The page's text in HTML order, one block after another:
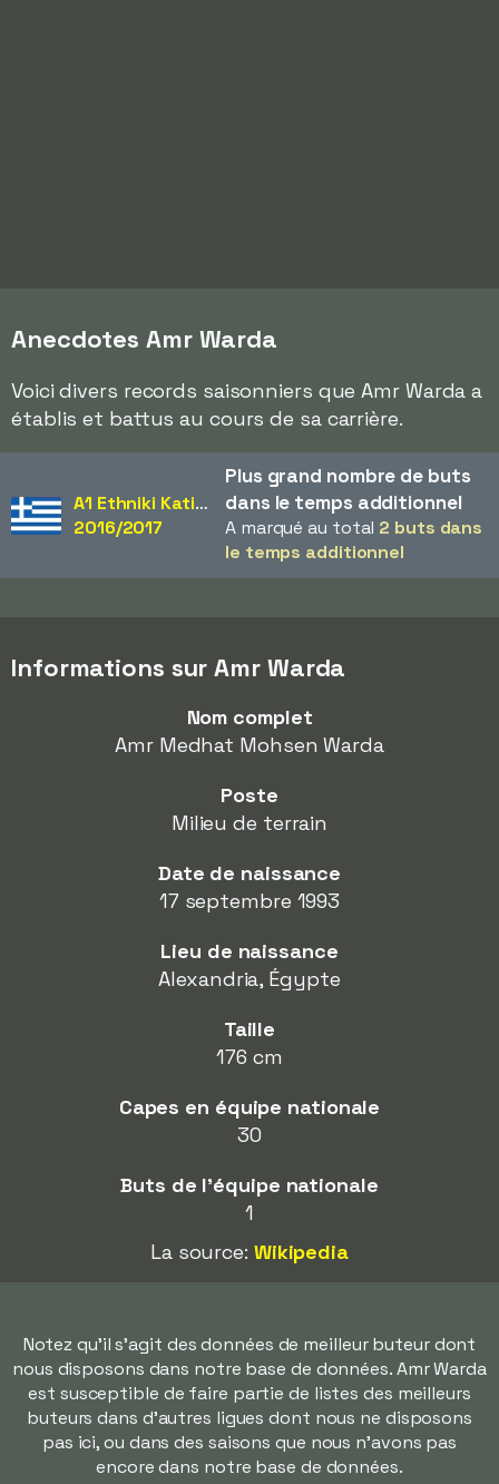
Anecdotes Amr Warda
Voici divers records saisonniers que Amr Warda a
établis et battus au cours de sa carrière.
A1 Ethniki Katigoria
2016/2017
Plus grand nombre de buts
dans le temps additionnel
A marqué au total 2 buts dans
le temps additionnel
Informations sur Amr Warda
Nom complet
Amr Medhat Mohsen Warda
Poste
Milieu de terrain
Date de naissance
17 septembre 1993
Lieu de naissance
Alexandria, Égypte
Taille
176 cm
Capes en équipe nationale
30
Buts de l'équipe nationale
1
La source: Wikipedia
Notez qu'il s'agit des données de meilleur buteur dont
nous disposons dans notre base de données. Amr Warda
est susceptible de faire partie de listes des meilleurs
buteurs dans d'autres ligues dont nous ne disposons
pas ici, ou dans des saisons que nous n'avons pas
encore dans notre base de données.